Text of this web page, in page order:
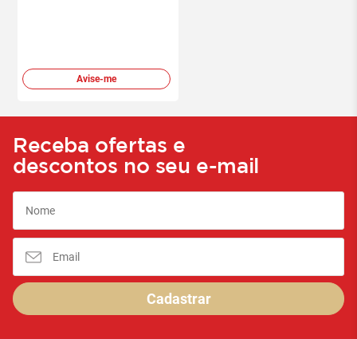
Avise-me
Receba ofertas e
descontos no seu e-mail
Cadastrar